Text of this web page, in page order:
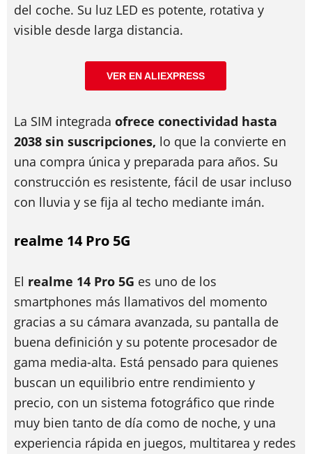
del coche. Su luz LED es potente, rotativa y
visible desde larga distancia.
VER EN ALIEXPRESS
La SIM integrada ofrece conectividad hasta
2038 sin suscripciones, lo que la convierte en
una compra única y preparada para años. Su
construcción es resistente, fácil de usar incluso
con lluvia y se fija al techo mediante imán.
realme 14 Pro 5G
El realme 14 Pro 5G es uno de los
smartphones más llamativos del momento
gracias a su cámara avanzada, su pantalla de
buena definición y su potente procesador de
gama media-alta. Está pensado para quienes
buscan un equilibrio entre rendimiento y
precio, con un sistema fotográfico que rinde
muy bien tanto de día como de noche, y una
experiencia rápida en juegos, multitarea y redes